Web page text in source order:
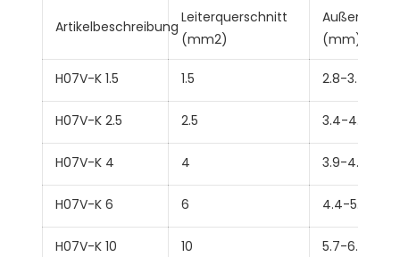
Artikelbeschreibung
Leiterquerschnitt
(mm2)
(mm)
H07V-K 1.5 1.5 2.8-3.4
H07V-K 2.5 2.5 3.4-4.1
H07V-K 4 4 3.9-4.8
H07V-K 6 6 4.4-5.3
H07V-K 10 10 5.7-6.8